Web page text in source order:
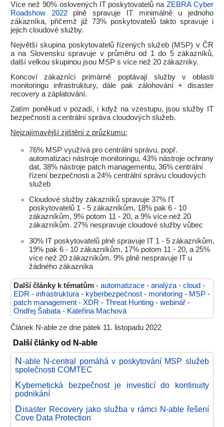
Více než 90% oslovených IT poskytovatelů naZEBRA Cyber
Roadshow 2022plně spravuje IT minimálně u jednoho
zákazníka, přičemž již 73% poskytovatelů takto spravuje i
jejich cloudové služby.
Největší skupina poskytovatelů řízených služeb (MSP) v ČR
a na Slovensku spravuje v průměru od 1 do 5 zákazníků,
další velkou skupinou jsou MSP s více než 20 zákazníky.
Koncoví zákazníci primárně poptávají služby v oblasti
monitoringu infrastruktury, dále pak zálohování + disaster
recovery a záplatování.
Zatím poněkud v pozadí, i když na vzestupu, jsou služby IT
bezpečnosti a centrální správa cloudových služeb.
Nejzajímavější zjištění z průzkumu:
76% MSP využívá pro centrální správu, popř.
automatizaci nástroje monitoringu, 43% nástroje ochrany
dat, 38% nástroje patch managementu, 36% centrální
řízení bezpečnosti a 24% centrální správu cloudových
služeb
Cloudové služby zákazníků spravuje 37% IT
poskytovatelů 1 - 5 zákazníkům, 18% pak 6 - 10
zákazníkům, 9% potom 11 - 20, a 9% více než 20
zákazníkům. 27% nespravuje cloudové služby vůbec
30% IT poskytovatelů plně spravuje IT 1 - 5 zákazníkům,
19% pak 6 - 10 zákazníkům, 17% potom 11 - 20, a 25%
více než 20 zákazníkům. 9% plně nespravuje IT u
žádného zákazníka
Další články k tématům - automatizace - analýza - cloud -
EDR - infrastruktura - kyberbezpečnost - monitoring - MSP -
patch management - XDR - Threat Hunting - webinář -
Ondřej Šabata - Kateřina Machová
Článek N-able ze dne pátek 11. listopadu 2022
Další články od N-able
N-able N-central pomáhá v poskytování MSP služeb
společnosti COMTEC
Kybernetická bezpečnost je investicí do kontinuity
podnikání
Disaster Recovery jako služba v rámci N-able řešení
Cove Data Protection